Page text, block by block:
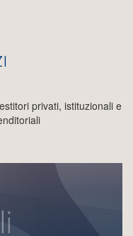
privati, istituzionali e